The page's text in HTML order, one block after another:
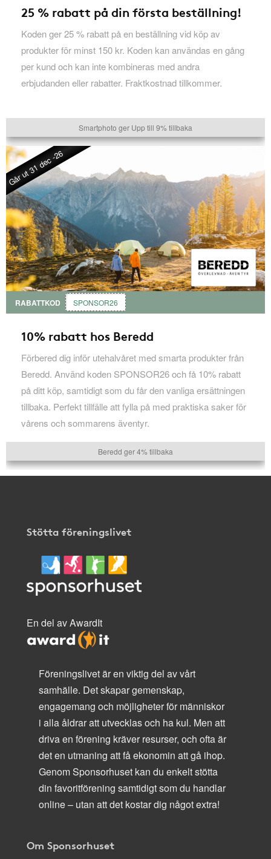
25 % rabatt på din första beställning!
Koden ger 25 % rabatt på en beställning vid köp av
produkter för minst 150 kr. Koden kan användas en gång
per kund och kan inte kombineras med andra
erbjudanden eller rabatter. Fraktkostnad tillkommer.
Smartphoto ger Upp till 9% tillbaka
Går ut 31 dec -26
RABATTKOD SPONSOR26
10% rabatt hos Beredd
Förbered dig inför utehalvåret med smarta produkter från
Beredd. Använd koden SPONSOR26 och få 10% rabatt
på ditt köp, samtidigt som du får den vanliga ersättningen
tillbaka. Perfekt tillfälle att fylla på med praktiska saker för
vårens och sommarens äventyr.
Beredd ger 4% tillbaka
Stötta föreningslivet
En del av AwardIt
Föreningslivet är en viktig del av vårt
samhälle. Det skapar gemenskap,
engagemang och möjligheter för människor
i alla åldrar att utvecklas och ha kul. Men att
driva en förening kräver resurser, och ofta är
det en utmaning att få ekonomin att gå ihop.
Genom Sponsorhuset kan du enkelt stötta
din favoritförening samtidigt som du handlar
online – utan att det kostar dig något extra!
Om Sponsorhuset